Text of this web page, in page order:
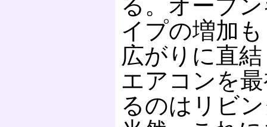
る。オープ
イプの増加
広がりに直
エアコンを
るのはリビ